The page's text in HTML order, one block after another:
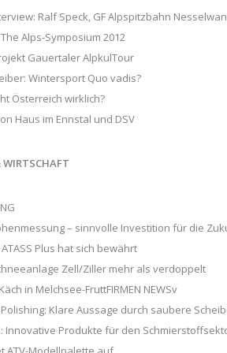
Ralf Speck, GF Alpspitzbahn
Alps-Symposium 2012
Gauertaler AlpkulTour
Wintersport Quo vadis?
Österreich wirklich?
Haus im Ennstal und DSV
– sinnvolle Investition für die
Plus hat sich bewährt
Zell/Ziller mehr als verdoppelt
in Melchsee-FruttFIRMEN NEWSv
Klare Aussage durch saubere
Innovative Produkte für den